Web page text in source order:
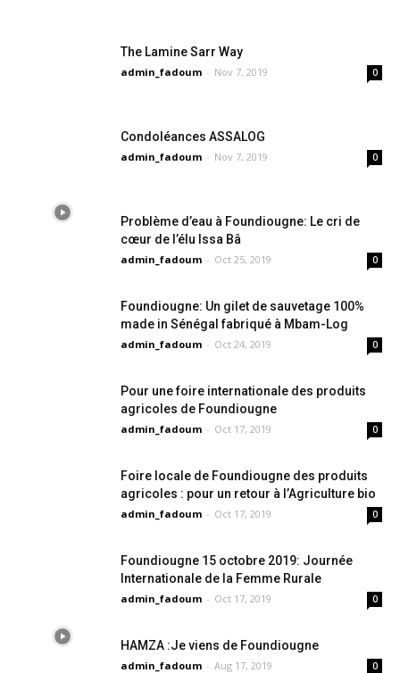
The Lamine Sarr Way
admin_fadoum - Nov 7, 2019 0
Condoléances ASSALOG
admin_fadoum - Nov 7, 2019 0
Problème d’eau à Foundiougne: Le cri de
cœur de l’élu Issa Bâ
admin_fadoum - Oct 25, 2019 0
Foundiougne: Un gilet de sauvetage 100%
made in Sénégal fabriqué à Mbam-Log
admin_fadoum - Oct 24, 2019 0
Pour une foire internationale des produits
agricoles de Foundiougne
admin_fadoum - Oct 17, 2019 0
Foire locale de Foundiougne des produits
agricoles : pour un retour à l’Agriculture bio
admin_fadoum - Oct 17, 2019 0
Foundiougne 15 octobre 2019: Journée
Internationale de la Femme Rurale
admin_fadoum - Oct 17, 2019 0
HAMZA :Je viens de Foundiougne
admin_fadoum - Aug 17, 2019 0